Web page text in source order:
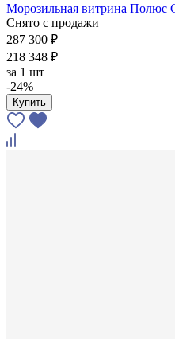
Морозильная витрина Полюс
Снято с продажи
287 300 ₽
218 348 ₽
за 1 шт
-24%
Купить